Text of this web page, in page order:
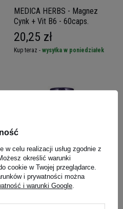
MEDICA HERBS - Magnez
Cynk + Vit B6 - 60caps.
20,25 zł
Kup teraz - wysyłka w poniedziałek
NOW Biotin 5000mcg -
60vcaps
23,59 zł
w celu realizacji usług zgodnie z
określić warunki
cookie w Twojej przeglądarce.
i prywatności można
i warunki Google